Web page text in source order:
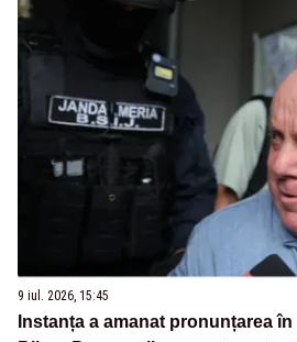
9 iul. 2026, 15:45
Instanța a amanat pronunțarea